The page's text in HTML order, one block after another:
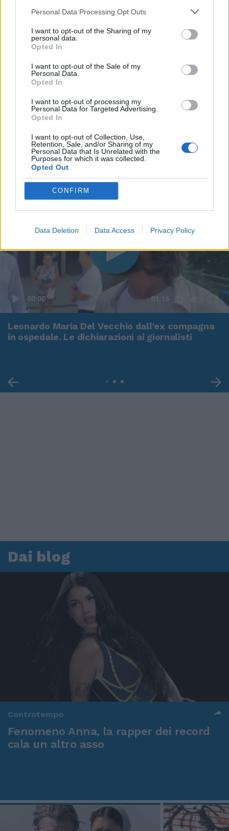
Personal Data Processing Opt Outs
I want to opt-out of the Sharing of my
personal data.
Opted In
I want to opt-out of the Sale of my
Personal Data.
Opted In
I want to opt-out of processing my
Personal Data for Targeted Advertising.
Opted In
I want to opt-out of Collection, Use,
Retention, Sale, and/or Sharing of my
Personal Data that Is Unrelated with the
Purposes for which it was collected.
Opted Out
CONFIRM
Data Deletion Data Access Privacy Policy
00:00 01:16
Leonardo Maria Del Vecchio dall'ex compagna
in ospedale. Le dichiarazioni ai giornalisti
Dai blog
Controtempo
Fenomeno Anna, la rapper dei record
cala un altro asso